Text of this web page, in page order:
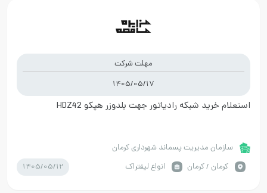
مهلت شرکت
1405/05/17
استعلام خرید شبکه رادیاتور جهت بلدوزر هپکو HDZ42
سازمان مدیریت پسماند شهرداری کرمان
كرمان / کرمان
انواع لیفتراک 1405/05/12